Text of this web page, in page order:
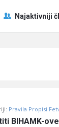
PitajNajaktivniji
Pravila Propisi
BIHAMK-